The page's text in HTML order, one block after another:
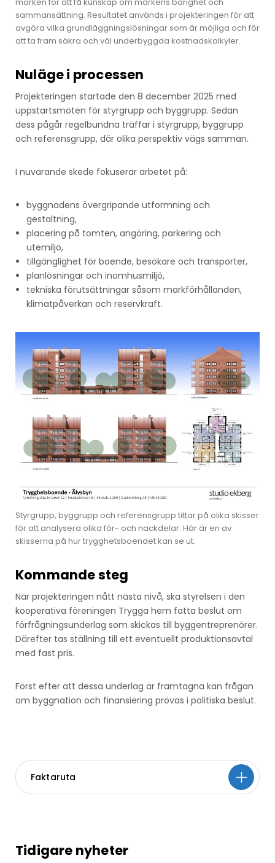
sammansättning. Resultatet används i projekteringen för att
avgöra vilka grundläggningslösningar som är möjliga och för
att ta fram säkra och väl underbyggda kostnadskalkyler.
Nuläge i processen
Projekteringen startade den 8 december 2025 med
uppstartsmöten för styrgrupp och byggrupp. Sedan
dess pågår regelbundna träffar i styrgrupp, byggrupp
och referensgrupp, där olika perspektiv vägs samman.
I nuvarande skede fokuserar arbetet på:
byggnadens övergripande utformning och
gestaltning,
placering på tomten, angöring, parkering och
utemiljö,
tillgänglighet för boende, besökare och transporter,
planlösningar och inomhusmiljö,
tekniska förutsättningar såsom markförhållanden,
klimatpåverkan och reservkraft.
Styrgrupp, byggrupp och referensgrupp tittar på olika skisser
för att analysera olika för- och nackdelar. Här är en av
skisserna på hur trygghetsboendet kan se ut.
Kommande steg
När projekteringen nått nästa nivå, ska styrelsen i den
kooperativa föreningen Trygga hem fatta beslut om
förfrågningsunderlag som skickas till byggentreprenörer.
Därefter tas ställning till ett eventuellt produktionsavtal
med fast pris.
Först efter att dessa underlag är framtagna kan frågan
om byggnation och finansiering prövas i politiska beslut.
Faktaruta
Tidigare nyheter